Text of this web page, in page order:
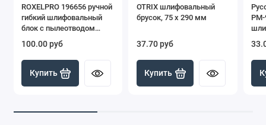
ROXELPRO 196656 ручной
гибкий шлифовальный
блок с пылеотводом
регулируемый, 70 х 400
мм
100.00 руб
Купить
OTRIX шлифовальный
брусок, 75 х 290 мм
37.70 руб
Купить
РМ-
мм